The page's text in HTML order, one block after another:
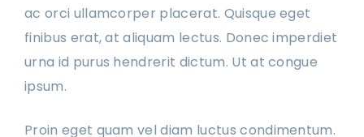
ac orci ullamcorper placerat. Quisque eget
finibus erat, at aliquam lectus. Donec imperdiet
urna id purus hendrerit dictum. Ut at congue
ipsum.
Proin eget quam vel diam luctus condimentum.